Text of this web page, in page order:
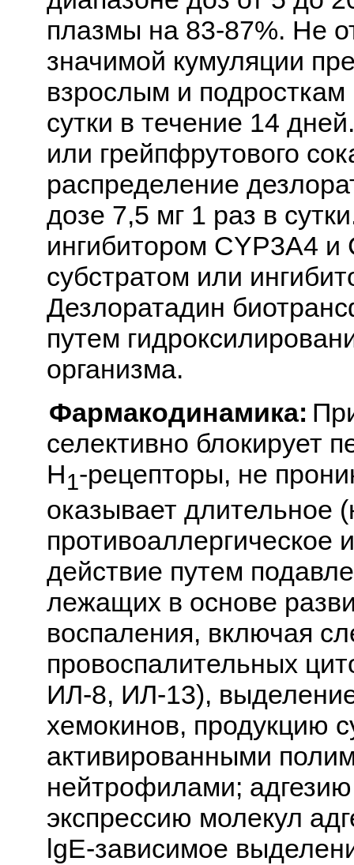
плазмы на 83-87%. Не
значимой кумуляции
взрослым и подросткам
сутки в течение 14
или грейпфрутового
распределение
дозе 7,5 мг 1 раз в
ингибитором CYP3A4 и
субстратом или
Дезлоратадин
путем
организма.
Фармакодинамика:
селективно блокирует
Н1-рецепторы, не
оказывает длительное
противоаллергическое
действие путем
лежащих в основе
воспаления, включая
провоспалительных
ИЛ-8, ИЛ-13),
хемокинов, продукцию
активированными
нейтрофилами;
экспрессию молекул
lgE-зависимое